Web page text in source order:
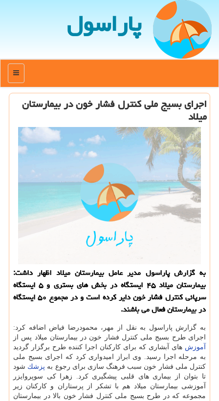
پاراسول
منو
اجرای بسیج ملی كنترل فشار خون در بیمارستان
میلاد
به گزارش پاراسول مدیر عامل بیمارستان میلاد اظهار داشت:
بیمارستان میلاد ۴۵ ایستگاه در بخش های بستری و ۵ ایستگاه
سرپائی كنترل فشار خون دایر كرده است و در مجموع ۵۰ ایستگاه
در بیمارستان فعال می باشند.
به گزارش پاراسول به نقل از مهر، محمودرضا فیاض اضافه كرد:
اجرای طرح بسیج ملی كنترل فشار خون در بیمارستان میلاد پس از
آموزش های آبشاری كه برای كاركنان اجرا كننده طرح برگزار گردید
به مرحله اجرا رسید. وی ابراز امیدواری كرد كه اجرای بسیج ملی
كنترل ملی فشار خون سبب فرهنگ سازی برای رجوع به پزشك شود
تا بتوان از بیماری های قلبی پیشگیری كرد. زهرا كی سوپروایزر
آموزشی بیمارستان میلاد هم با تشكر از پرستاران و كاركنان زیر
مجموعه كه در طرح بسیج ملی كنترل فشار خون بالا در بیمارستان